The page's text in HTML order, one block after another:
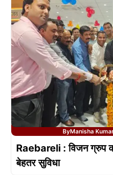
ByManisha
Raebareli : विजन ग्रुप
बेहतर सुविधा